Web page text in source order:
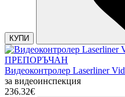
КУПИ
ПРЕПОРЪЧАН
Видеоконтролер Laserliner
за видеоинспекция
236.32€